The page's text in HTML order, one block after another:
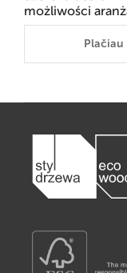
możliwości